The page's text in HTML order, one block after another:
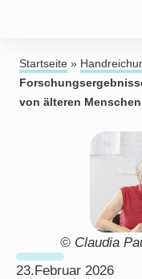
Startseite »
von älteren Menschen
© Claudia
23.Februar 2026